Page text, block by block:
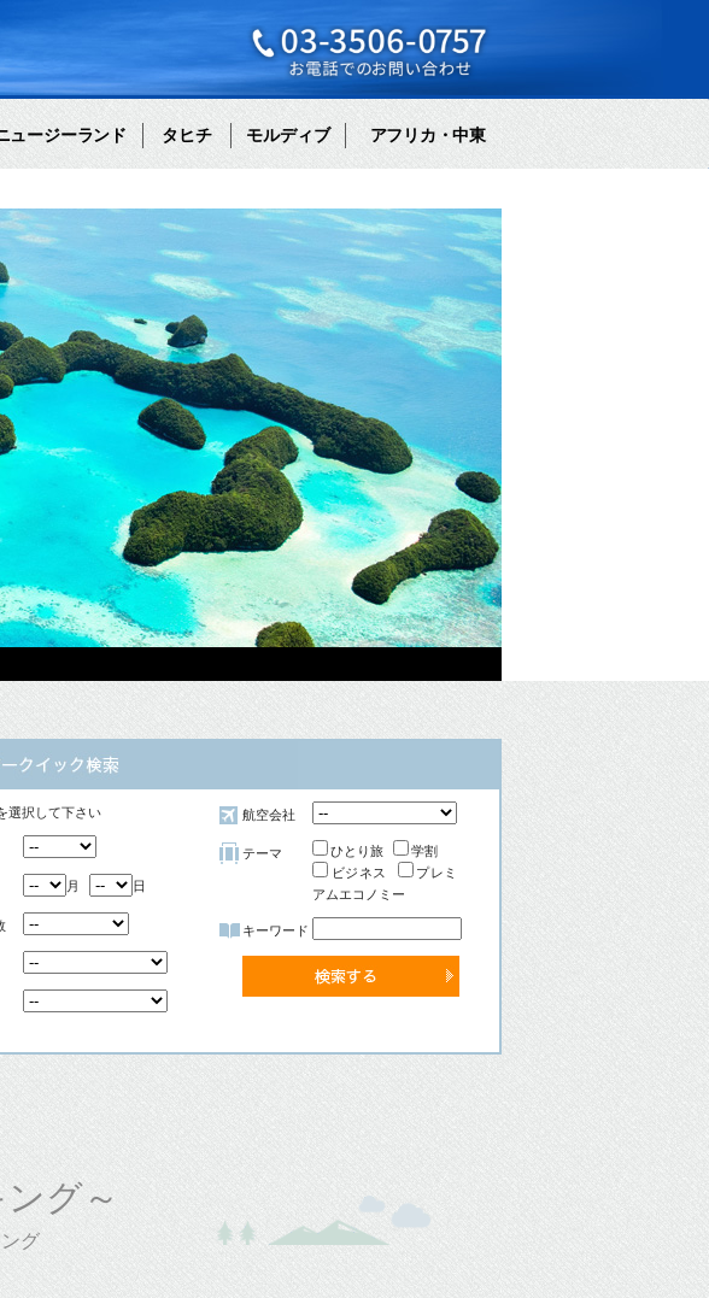
ュージーランド タヒチ モルディブ アフリカ・中東
選択して下さい
月 日
航空会社
テーマ ひとり旅
学割
ビジネス
プレミ
アムエコノミー
キーワード
グ～
グ